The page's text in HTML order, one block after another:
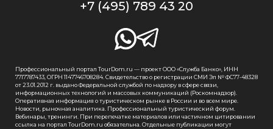
+7 (495) 789 43 20
Профессиональный портал TourDom.ru — проект ООО «Служба Банко», ИНН
7717787433, ОГРН 1147746708284. Свидетельство о регистрации СМИ Эл № ФС77-48328
от 23.01.2012 г. выдано Федеральной службой по надзору в сфере связи,
информационных технологий и массовых коммуникаций (Роскомнадзор).
Оперативная информация о туристическом рынке в России и во всем мире.
Новости, рыночная аналитика. Профессиональный туристический форум.
Вебинары, тренинги. При перепечатке материалов или частичном цитировании
ссылка на портал TourDom.ru обязательна. Отдельные публикации могут